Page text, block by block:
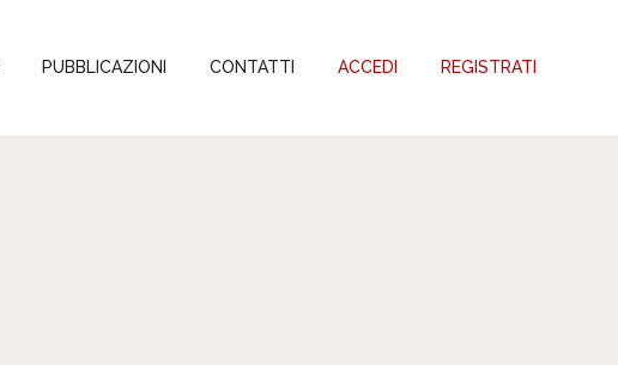
PUBBLICAZIONI CONTATTI ACCEDI REGISTRATI